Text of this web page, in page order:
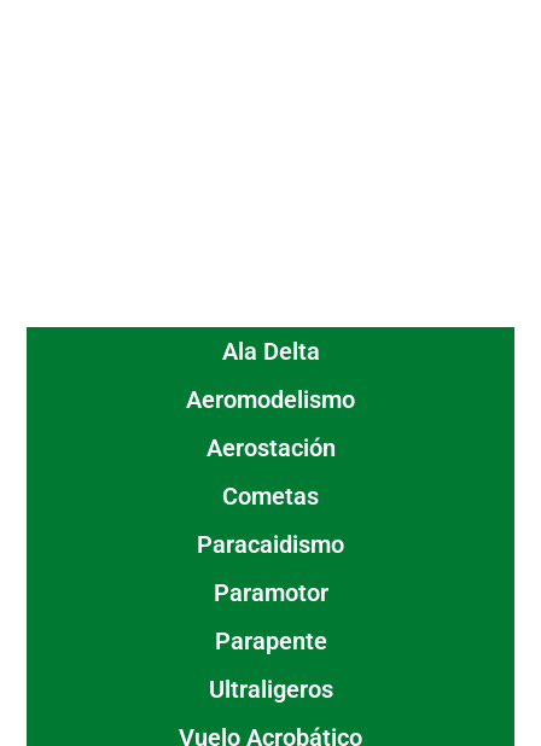
Ala Delta
Aeromodelismo
Aerostación
Cometas
Paracaidismo
Paramotor
Parapente
Ultraligeros
Vuelo Acrobático